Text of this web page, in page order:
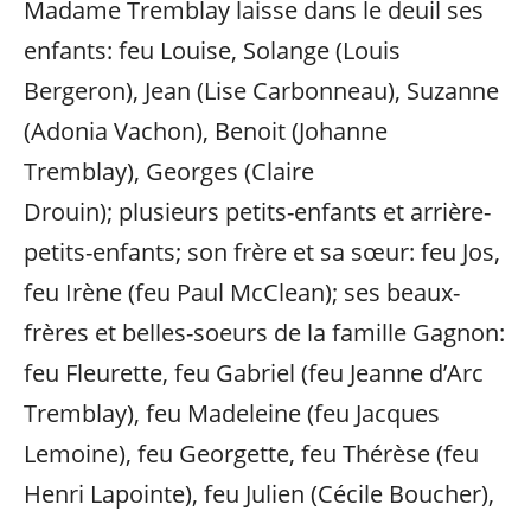
Madame Tremblay laisse dans le deuil ses
enfants: feu Louise, Solange (Louis
Bergeron), Jean (Lise Carbonneau), Suzanne
(Adonia Vachon), Benoit (Johanne
Tremblay), Georges (Claire
Drouin); plusieurs petits-enfants et arrière-
petits-enfants; son frère et sa sœur: feu Jos,
feu Irène (feu Paul McClean); ses beaux-
frères et belles-soeurs de la famille Gagnon:
feu Fleurette, feu Gabriel (feu Jeanne d’Arc
Tremblay), feu Madeleine (feu Jacques
Lemoine), feu Georgette, feu Thérèse (feu
Henri Lapointe), feu Julien (Cécile Boucher),